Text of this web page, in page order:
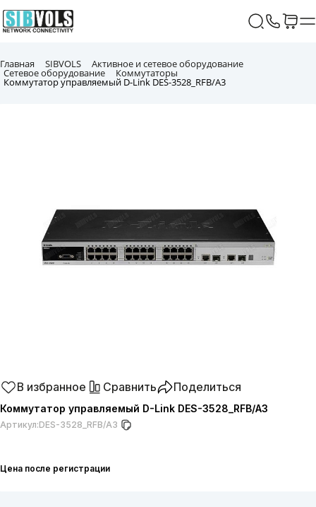
Главная SIBVOLS Активное и сетевое оборудование
Сетевое оборудование Коммутаторы
Коммутатор управляемый D-Link DES-3528_RFB/A3
В избранное Сравнить Поделиться
Коммутатор управляемый D-Link DES-3528_RFB/A3
Артикул:DES-3528_RFB/A3
Цена после регистрации